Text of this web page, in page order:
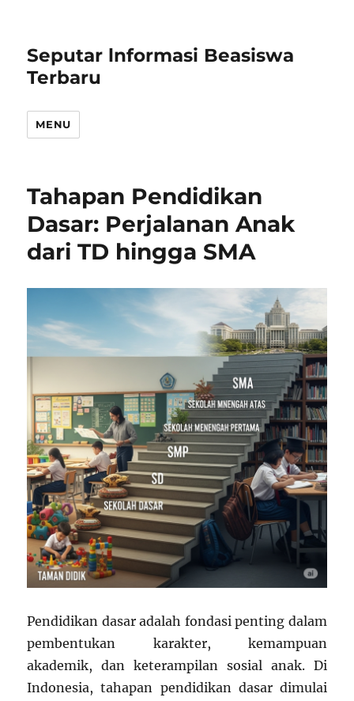
Seputar lnformasi Beasiswa
Terbaru
MENU
Tahapan Pendidikan
Dasar: Perjalanan Anak
dari TD hingga SMA
Pendidikan dasar adalah fondasi penting dalam
pembentukan karakter, kemampuan
akademik, dan keterampilan sosial anak. Di
Indonesia, tahapan pendidikan dasar dimulai